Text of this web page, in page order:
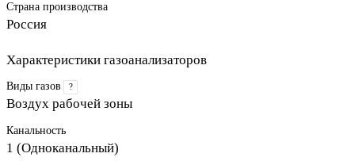
Страна производства
Россия
Характеристики газоанализаторов
Виды газов ?
Воздух рабочей зоны
Канальность
1 (Одноканальный)